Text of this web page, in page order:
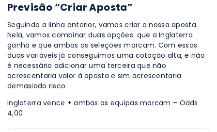
Previsão “Criar Aposta”
Seguindo a linha anterior, vamos criar a nossa aposta.
Nela, vamos combinar duas opções: que a Inglaterra
ganha e que ambas as seleções marcam. Com essas
duas variáveis já conseguimos uma cotação alta, e não
é necessário adicionar uma terceira que não
acrescentaria valor à aposta e sim acrescentaria
demasiado risco.
Inglaterra vence + ambas as equipas marcam – Odds
4,00